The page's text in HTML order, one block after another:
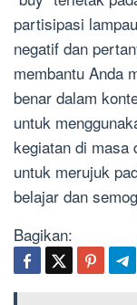
partisipasi
negatif dan
membantu Anda
benar dalam
untuk
kegiatan di masa
untuk merujuk
belajar dan
Bagikan: